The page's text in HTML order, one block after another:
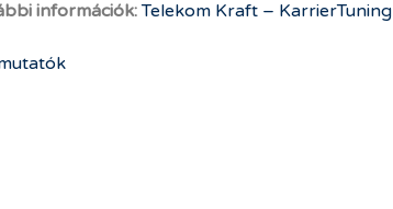
információk: Telekom Kraft – KarrierTuning